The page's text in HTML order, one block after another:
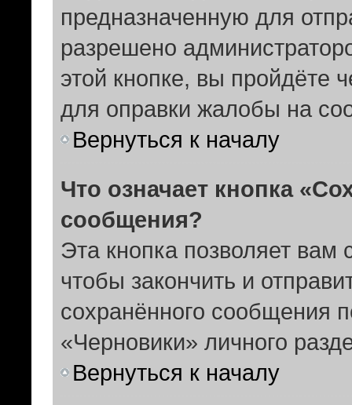
предназначенную для
разрешено
этой кнопке, вы пройдёте
для оправки жалобы на
Вернуться к началу
Что означает кнопка
сообщения?
Эта кнопка позволяет вам
чтобы закончить и
сохранённого сообщения
«Черновики» личного
Вернуться к началу